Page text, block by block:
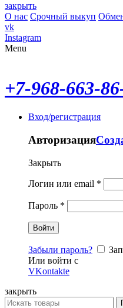
закрыть
О нас Срочный выкуп
vk
Instagram
Menu
+7-968-663-
Вход/регистрация
Авторизация
Закрыть
Логин или email *
Пароль *
Забыли пароль?
Или войти с
VKontakte
закрыть